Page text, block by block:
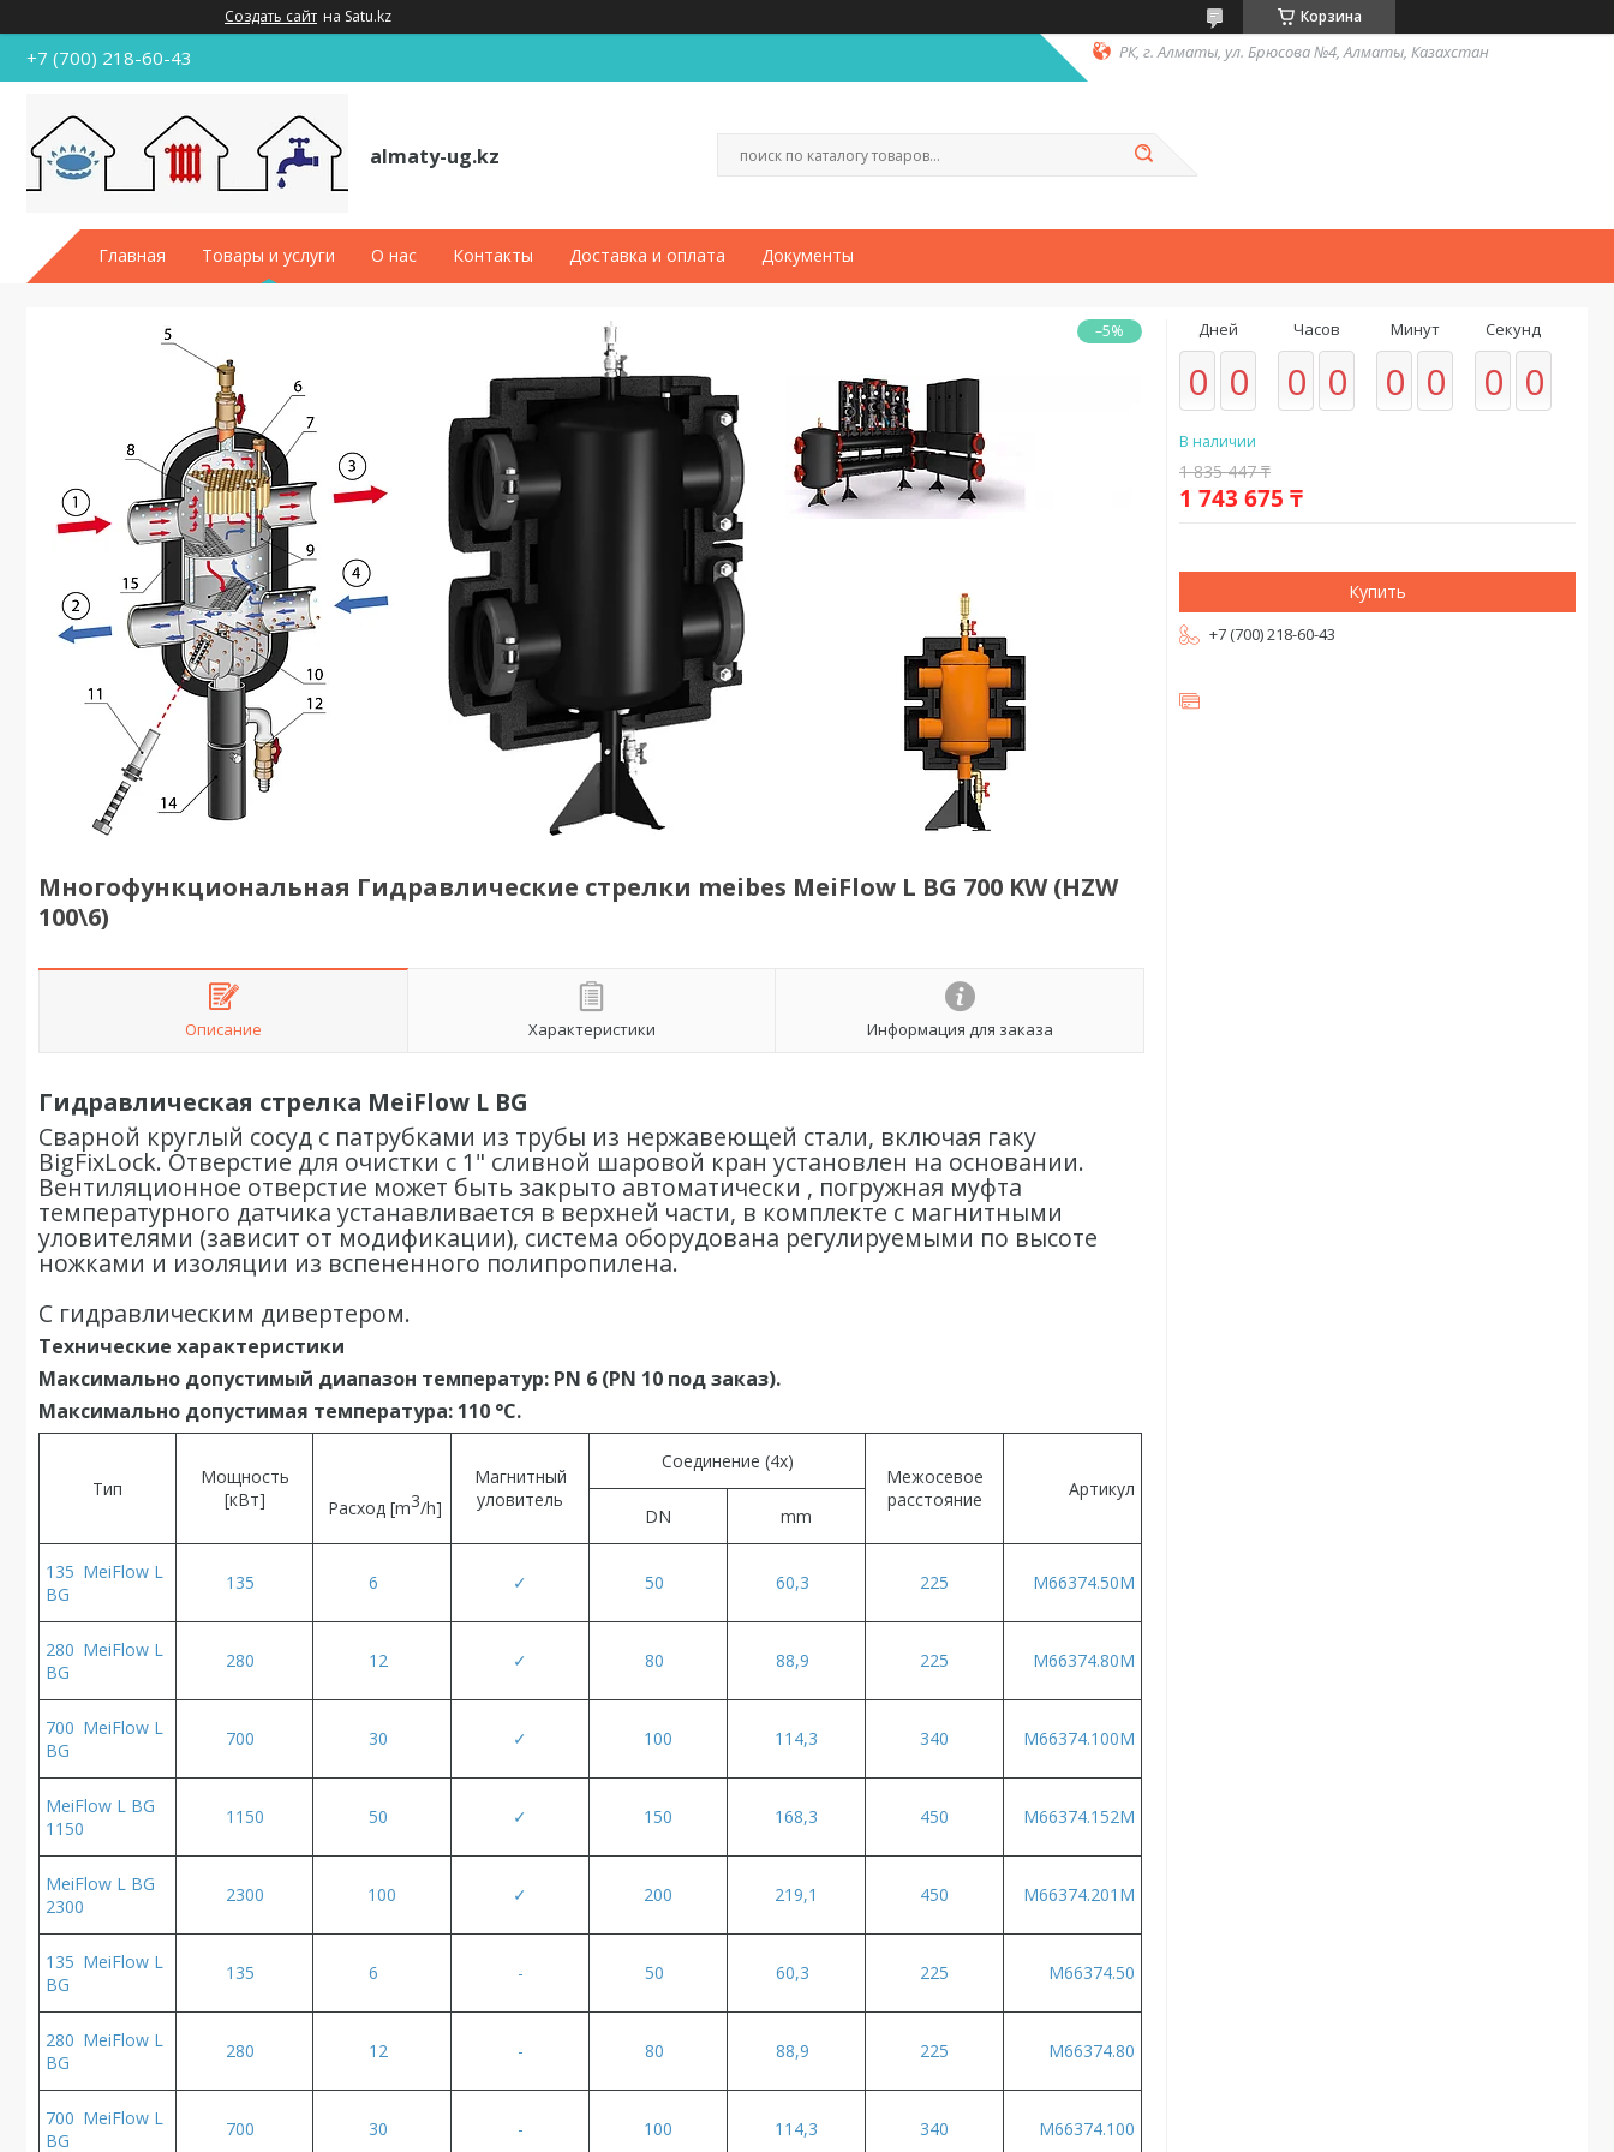
Создать сайт на Satu.kz Корзина
+7 (700) 218-60-43 РК, г. Алматы, ул. Брюсова №4, Алматы, Казахстан
almaty-ug.kz
Главная Товары и услуги О нас Контакты Доставка и оплата Документы
–5%
Многофункциональная Гидравлические стрелки meibes MeiFlow L BG 700 KW (HZW
100\6)
Описание Характеристики Информация для заказа
Гидравлическая стрелка MeiFlow L BG
Сварной круглый сосуд c патрубками из трубы из нержавеющей стали, включая гаку
BigFixLock. Отверстие для очистки с 1" сливной шаровой кран установлен на основании.
Вентиляционное отверстие может быть закрыто автоматически , погружная муфта
температурного датчика устанавливается в верхней части, в комплекте с магнитными
уловителями (зависит от модификации), система оборудована регулируемыми по высоте
ножками и изоляции из вспененного полипропилена.
С гидравлическим дивертером.
Технические характеристики
Максимально допустимый диапазон температур: PN 6 (PN 10 под заказ).
Максимально допустимая температура: 110 °C.
Тип
Мощность
[кВт]
Расход [m3/h]
Магнитный
уловитель
Соединение (4x)
Межосевое
расстояние
Артикул
DN
mm
135 MeiFlow L
BG
135 6 ✓ 50 60,3 225 M66374.50M
280 MeiFlow L
BG
280 12 ✓ 80 88,9 225 M66374.80M
700 MeiFlow L
BG
700 30 ✓ 100 114,3 340 M66374.100M
MeiFlow L BG
1150
1150 50 ✓ 150 168,3 450 M66374.152M
MeiFlow L BG
2300
2300 100 ✓ 200 219,1 450 M66374.201M
135 MeiFlow L
BG
135 6 - 50 60,3 225 M66374.50
280 MeiFlow L
BG
280 12 - 80 88,9 225 M66374.80
700 MeiFlow L
BG
700 30 - 100 114,3 340 M66374.100
Дней
0 0
Часов
0 0
Минут
0 0
Секунд
0 0
В наличии
1 835 447 ₸
1 743 675 ₸
Купить
+7 (700) 218-60-43